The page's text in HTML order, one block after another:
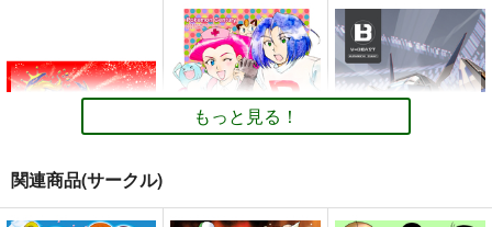
もっと見る！
関連商品(サークル)